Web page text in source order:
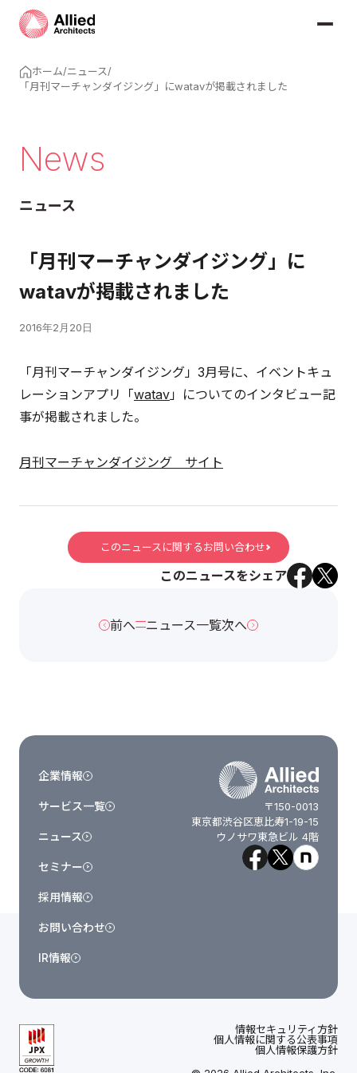
ホーム/ニュース/
「月刊マーチャンダイジング」にwatavが掲載されました
News
ニュース
「月刊マーチャンダイジング」に
watavが掲載されました
2016年2月20日
「月刊マーチャンダイジング」3月号に、イベントキュ
レーションアプリ「watav 」についてのインタビュー記
事が掲載されました。
月刊マーチャンダイジング サイト
このニュースに関するお問い合わせ
このニュースをシェア
前へ ニュース一覧次へ
〒150-0013
東京都渋谷区恵比寿1-19-15
ウノサワ東急ビル 4階
企業情報
サービス一覧
ニュース
セミナー
採用情報
お問い合わせ
IR情報
情報セキュリティ方針
個人情報に関する公表事項
個人情報保護方針